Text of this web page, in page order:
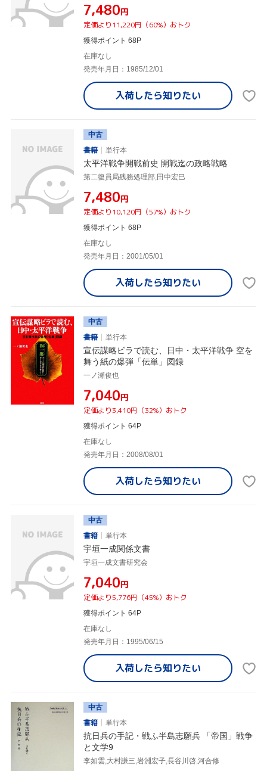
¥7,480円
定価より11,220円（60%）おトク
獲得ポイント 68P
在庫なし
発売年月日：1985/12/01
入荷したら知りたい
中古
書籍
単行本
太平洋戦争開戦前史 開戦迄の政略戦略
第二復員局残務処理部,田中宏巳
¥7,480円
定価より10,120円（57%）おトク
獲得ポイント 68P
在庫なし
発売年月日：2001/05/01
入荷したら知りたい
中古
書籍
単行本
宣伝謀略ビラで読む、日中・太平洋戦争 空を
舞う紙の爆弾「伝単」図録
一ノ瀬俊也
¥7,040円
定価より3,410円（32%）おトク
獲得ポイント 64P
在庫なし
発売年月日：2008/08/01
入荷したら知りたい
中古
書籍
単行本
宇垣一成関係文書
宇垣一成文書研究会
¥7,040円
定価より5,776円（45%）おトク
獲得ポイント 64P
在庫なし
発売年月日：1995/06/15
入荷したら知りたい
中古
書籍
単行本
抗日兵の手記・戦ふ半島志願兵 「帝国」戦争
と文学9
李如雲,大村謙三,岩淵宏子,長谷川啓,河合修